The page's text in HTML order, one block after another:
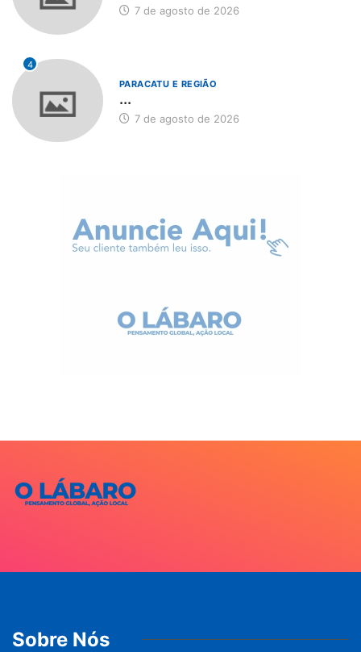
7 de agosto de 2026
4
PARACATU E REGIÃO
...
7 de agosto de 2026
Sobre Nós